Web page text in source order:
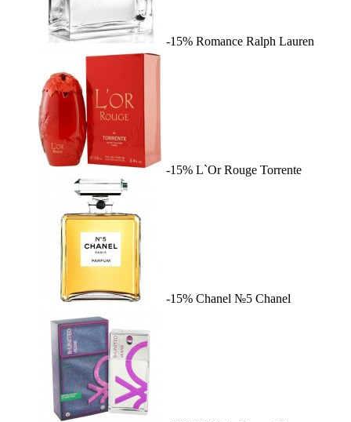
-15% Romance Ralph Lauren
-15% L`Or Rouge Torrente
-15% Chanel №5 Chanel